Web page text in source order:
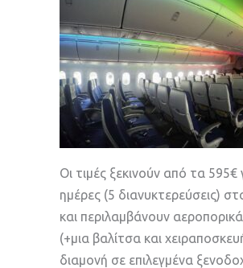
Oι τιμές ξεκινούν από τα 595€
ημέρες (5 διανυκτερεύσεις)
και περιλαμβάνουν αεροπορικά
(+μια βαλίτσα και
διαμονή σε επιλεγμένα